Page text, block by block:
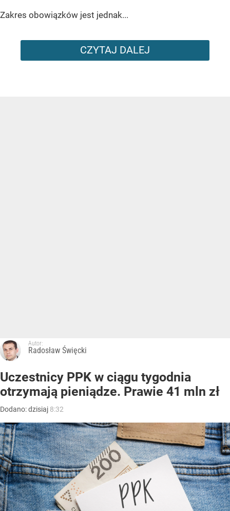
Zakres obowiązków jest jednak...
CZYTAJ DALEJ
Autor:
Radosław Święcki
Uczestnicy PPK w ciągu tygodnia
otrzymają pieniądze. Prawie 41 mln zł
Dodano:dzisiaj 8:32